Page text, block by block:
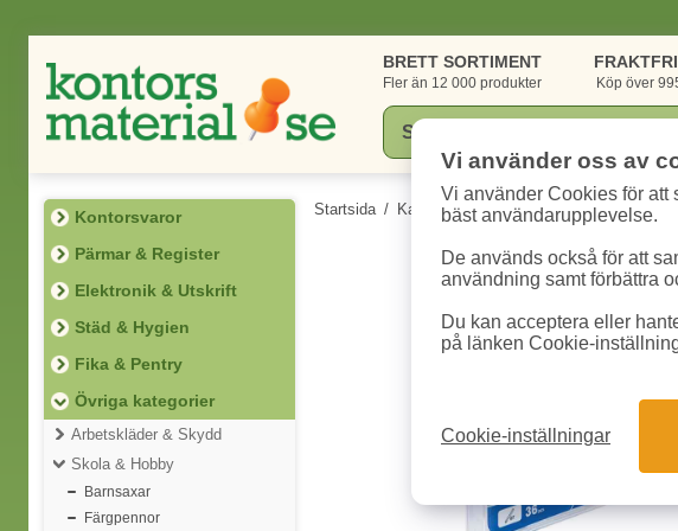
BRETT SORTIMENT
Fler än 12 000 produkter Köp över
Kontorsvaror
Pärmar & Register
Elektronik & Utskrift
Städ & Hygien
Fika & Pentry
Övriga kategorier
Arbetskläder & Skydd
Skola & Hobby
Barnsaxar
Färgpennor
Startsida / Kategorier / Övriga kategorier / Skola
Vi använder oss av
Vi använder Cookies för att
bäst användarupplevelse.
De används också för att
användning samt förbättra
Du kan acceptera eller
på länken Cookie-
Cookie-inställningar